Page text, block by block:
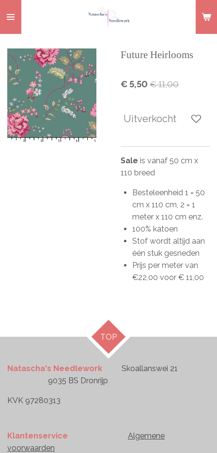
direct
naar
de
hoofdinhoud
Future Heirlooms
€ 5,50 € 11,00
Uitverkocht
Sale is vanaf 50 cm x
110 breed
Besteleenheid 1 = 50
cm x 110 cm, 2 = 1
meter x 110 cm enz.
100% katoen
Stof wordt altijd aan
één stuk gesneden
Prijs per meter van
€22,00 voor € 11,00
TOP
Natascha's Needlework
Skoallanswei 21
9035 BS Dronrijp
KVK 97280313
Klantenservice
Algemene
voorwaarden